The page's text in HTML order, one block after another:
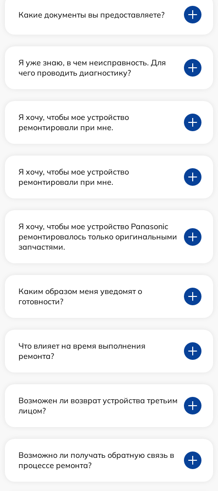
Какие документы вы предоставляете?
Я уже знаю, в чем неисправность. Для
чего проводить диагностику?
Я хочу, чтобы мое устройство
ремонтировали при мне.
Я хочу, чтобы мое устройство
ремонтировали при мне.
Я хочу, чтобы мое устройство Panasonic
ремонтировалось только оригинальными
запчастями.
Каким образом меня уведомят о
готовности?
Что влияет на время выполнения
ремонта?
Возможен ли возврат устройства третьим
лицом?
Возможно ли получать обратную связь в
процессе ремонта?